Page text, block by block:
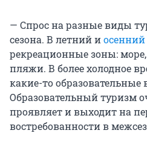
— Спрос на разные виды
сезона. В летний и
рекреационные зоны:
пляжи. В более холодное
какие-то образовательные
Образовательный туризм
проявляет и выходит на
востребованности в